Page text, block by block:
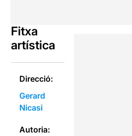
Fitxa
artística
Direcció:
Gerard
Nicasi
Autoria: